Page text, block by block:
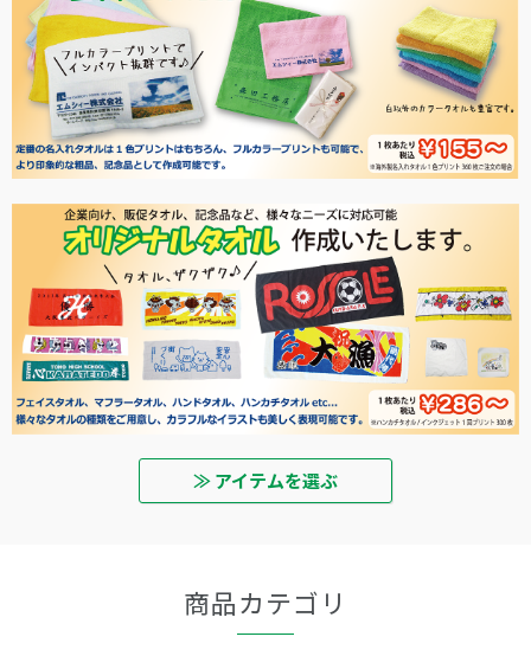
≫ アイテムを選ぶ
商品カテゴリ